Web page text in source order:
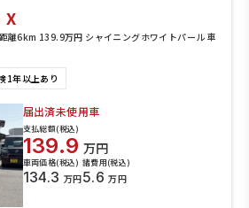
X
離6km 139.9万円 シャイニングホワイトパール 車
1年以上あり
届出済未使用車
支払総額(税込)
139.9 万円
車両価格(税込)
134.3 万円
諸費用(税込)
5.6 万円